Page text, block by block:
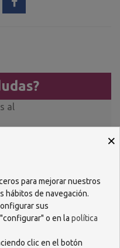
al
404
736
×
para mejorar nuestros
hábitos de navegación.
sus
o en la política
clic en el botón